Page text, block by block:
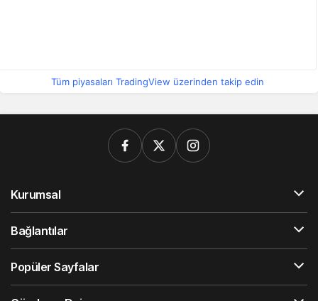
Tüm piyasaları TradingView üzerinden takip edin
Kurumsal
Bağlantılar
Popüler Sayfalar